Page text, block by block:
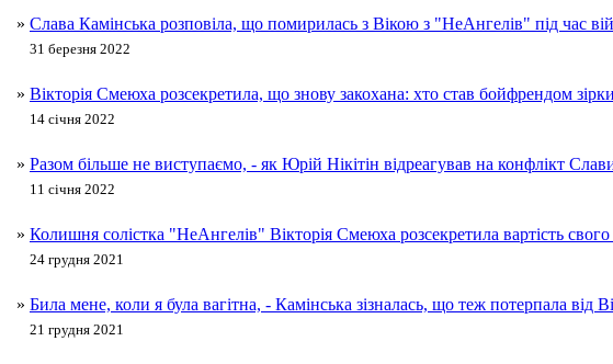
» Слава Камінська розповіла, що помирилась з Вікою з "НеАнгелів" під час
31 березня 2022
» Вікторія Смеюха розсекретила, що знову закохана: хто став бойфрендом зірки
14 січня 2022
» Разом більше не виступаємо, - як Юрій Нікітін відреагував на конфлікт
11 січня 2022
» Колишня солістка "НеАнгелів" Вікторія Смеюха розсекретила вартість
24 грудня 2021
» Била мене, коли я була вагітна, - Камінська зізналась, що теж потерпала від
21 грудня 2021